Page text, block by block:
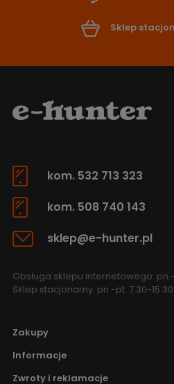
Sklep
kom. 532 713 323
kom. 508 740 143
sklep@e-hunter.pl
Obsługa sklepu internetowego:
Sklep stacjonarny: pn.-pt. 7.30-15.30
Zakupy
Informacje
Zwroty i reklamacje